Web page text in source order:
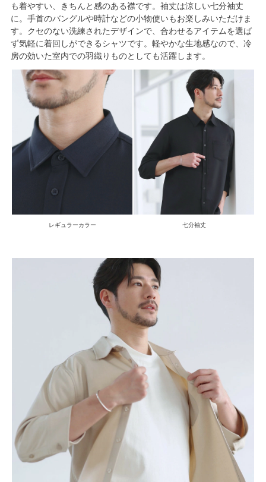
も着やすい、きちんと感のある襟です。袖丈は涼しい七分袖丈
に。手首のバングルや時計などの小物使いもお楽しみいただけま
す。クセのない洗練されたデザインで、合わせるアイテムを選ば
ず気軽に着回しができるシャツです。軽やかな生地感なので、冷
房の効いた室内での羽織りものとしても活躍します。
レギュラーカラー 七分袖丈